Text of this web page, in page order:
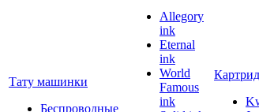
Тату машинки
Беспроводные
Allegory
ink
Eternal
ink
World
Famous
ink